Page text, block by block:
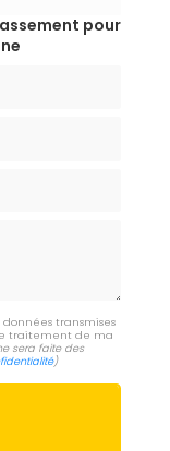
pour
transmises
traitement de ma
sera faite des
)